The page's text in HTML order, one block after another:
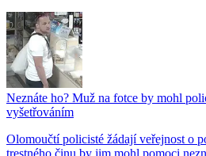
Neznáte ho? Muž na fotce by mohl
vyšetřováním
Olomoučtí policisté žádají veřejnost o